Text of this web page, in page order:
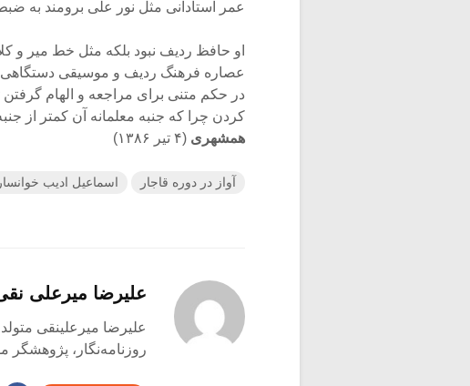
عمر استادانی مثل نور علی برومند به
او حافظ ردیف نبود بلکه مثل خط میر و
عصاره فرهنگ ردیف و موسیقی دستگاهی
در حکم متنی برای مراجعه و الهام
کردن چرا که جنبه معلمانه آن کمتر از
همشهری (۴ تیر ۱۳۸۶)
آواز در دوره قاجار اسماعیل ادیب
علیرضا میرعلی
علیرضا میرعلینقی متولد ۱۳۴۵ در تهران
روزنامه‌نگار، پژوهشگر